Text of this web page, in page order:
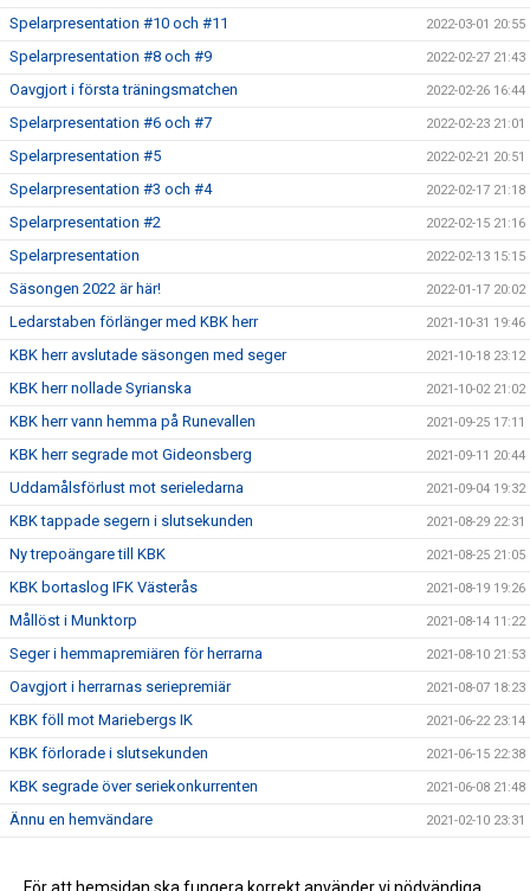
Spelarpresentation #10 och #11 2022-03-01 20:55
Spelarpresentation #8 och #9 2022-02-27 21:43
Oavgjort i första träningsmatchen 2022-02-26 16:44
Spelarpresentation #6 och #7 2022-02-23 21:01
Spelarpresentation #5 2022-02-21 20:51
Spelarpresentation #3 och #4 2022-02-17 21:18
Spelarpresentation #2 2022-02-15 21:16
Spelarpresentation 2022-02-13 15:15
Säsongen 2022 är här! 2022-01-17 20:02
Ledarstaben förlänger med KBK herr 2021-10-31 19:46
KBK herr avslutade säsongen med seger 2021-10-18 23:12
KBK herr nollade Syrianska 2021-10-02 21:02
KBK herr vann hemma på Runevallen 2021-09-25 17:11
KBK herr segrade mot Gideonsberg 2021-09-11 20:44
Uddamålsförlust mot serieledarna 2021-09-04 19:32
KBK tappade segern i slutsekunden 2021-08-29 22:31
Ny trepoängare till KBK 2021-08-25 21:05
KBK bortaslog IFK Västerås 2021-08-19 19:26
Mållöst i Munktorp 2021-08-14 11:22
Seger i hemmapremiären för herrarna 2021-08-10 21:53
Oavgjort i herrarnas seriepremiär 2021-08-07 18:23
KBK föll mot Mariebergs IK 2021-06-22 23:14
KBK förlorade i slutsekunden 2021-06-15 22:38
KBK segrade över seriekonkurrenten 2021-06-08 21:48
Ännu en hemvändare 2021-02-10 23:31
Nyförvärv #2 2020-12-08 20:02